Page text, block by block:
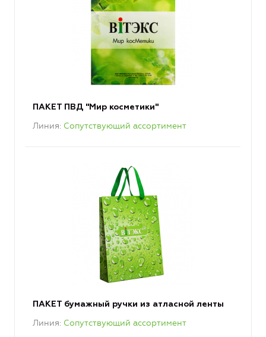
ПАКЕТ ПВД "Мир косметики"
Линия Сопутствующий ассортимент
ПАКЕТ бумажный ручки из атласной ленты
Линия Сопутствующий ассортимент